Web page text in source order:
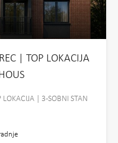
| TOP LOKACIJA
| 3-SOBNI STAN